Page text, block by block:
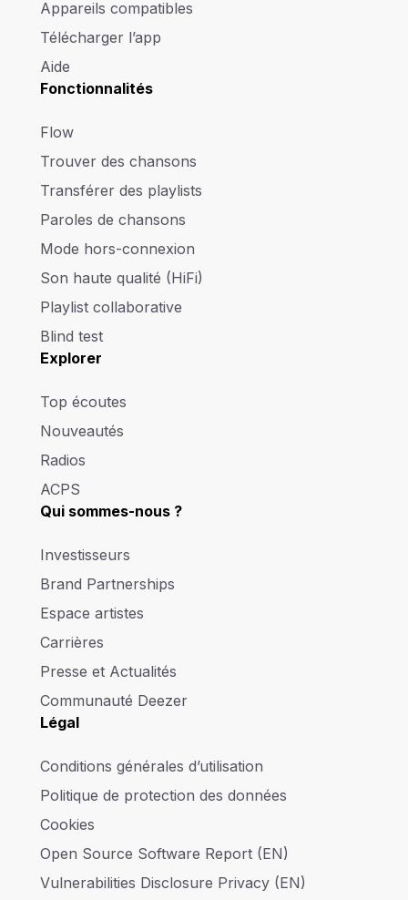
Appareils compatibles
Télécharger l’app
Aide
Fonctionnalités
Flow
Trouver des chansons
Transférer des playlists
Paroles de chansons
Mode hors-connexion
Son haute qualité (HiFi)
Playlist collaborative
Blind test
Explorer
Top écoutes
Nouveautés
Radios
ACPS
Qui sommes-nous ?
Investisseurs
Brand Partnerships
Espace artistes
Carrières
Presse et Actualités
Communauté Deezer
Légal
Conditions générales d’utilisation
Politique de protection des données
Cookies
Open Source Software Report (EN)
Vulnerabilities Disclosure Privacy (EN)